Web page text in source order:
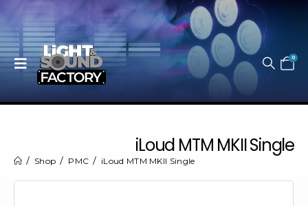
0
iLoud MTM MKII Single
Shop PMC iLoud MTM MKII Single